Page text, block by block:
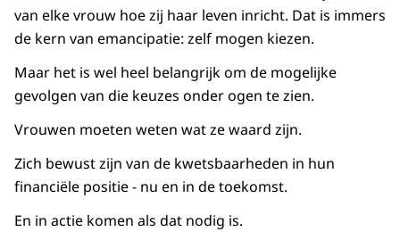
van elke vrouw hoe zij haar leven inricht. Dat is immers
de kern van emancipatie: zelf mogen kiezen.
Maar het is wel heel belangrijk om de mogelijke
gevolgen van die keuzes onder ogen te zien.
Vrouwen moeten weten wat ze waard zijn.
Zich bewust zijn van de kwetsbaarheden in hun
financiële positie - nu en in de toekomst.
En in actie komen als dat nodig is.